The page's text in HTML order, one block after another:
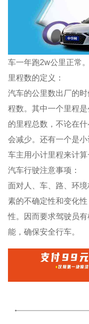
车一年跑2w公里正常。
里程数的定义：
汽车的公里数出厂的
程数。其中一个里程
的里程总数，不论在
会减少。还有一个是
车主用小计里程来计算
汽车行驶注意事项：
面对人、车、路、环
素的不确定性和变化
性。因而要求驾驶员
能，确保安全行车。